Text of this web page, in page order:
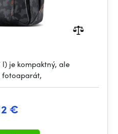
l) je kompaktný, ale
€